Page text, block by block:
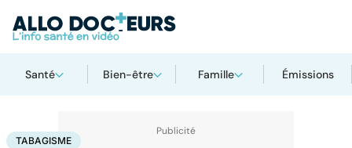
Santé Bien-être Famille Émissions
AccueilSanté Maladies Tabagisme
TABAGISME